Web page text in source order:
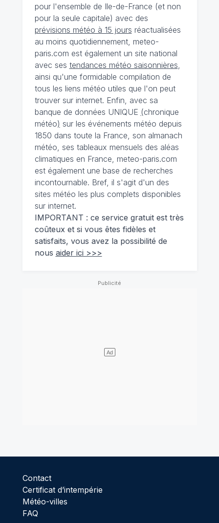
pour l'ensemble de Ile-de-France (et non
pour la seule capitale) avec des
prévisions météo à 15 jours réactualisées
au moins quotidiennement, meteo-
paris.com est également un site national
avec ses tendances météo saisonnières,
ainsi qu'une formidable compilation de
tous les liens météo utiles que l'on peut
trouver sur internet. Enfin, avec sa
banque de données UNIQUE (chronique
météo) sur les événements météo depuis
1850 dans toute la France, son almanach
météo, ses tableaux mensuels des aléas
climatiques en France, meteo-paris.com
est également une base de recherches
incontournable. Bref, il s'agit d'un des
sites météo les plus complets disponibles
sur internet.
IMPORTANT : ce service gratuit est très
coûteux et si vous êtes fidèles et
satisfaits, vous avez la possibilité de
nous aider ici >>>
Contact
Certificat d’intempérie
Météo-villes
FAQ